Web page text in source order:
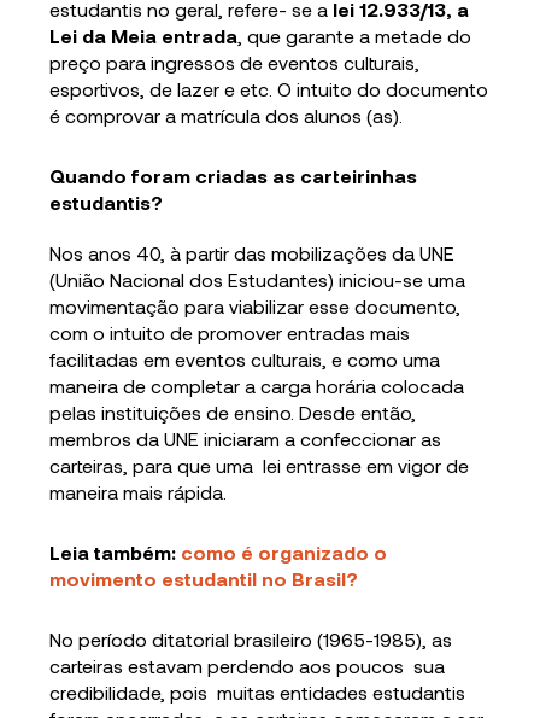
estudantis no geral, refere- se a lei 12.933/13, a
Lei da Meia entrada , que garante a metade do
preço para ingressos de eventos culturais,
esportivos, de lazer e etc. O intuito do documento
é comprovar a matrícula dos alunos (as).
Quando foram criadas as carteirinhas
estudantis?
Nos anos 40, à partir das mobilizações da UNE
(União Nacional dos Estudantes) iniciou-se uma
movimentação para viabilizar esse documento,
com o intuito de promover entradas mais
facilitadas em eventos culturais, e como uma
maneira de completar a carga horária colocada
pelas instituições de ensino. Desde então,
membros da UNE iniciaram a confeccionar as
carteiras, para que uma lei entrasse em vigor de
maneira mais rápida.
Leia também: como é organizado o
movimento estudantil no Brasil?
No período ditatorial brasileiro (1965-1985), as
carteiras estavam perdendo aos poucos sua
credibilidade, pois muitas entidades estudantis